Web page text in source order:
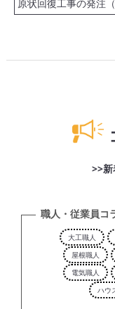
>>
職人・従業員コ
大工職人
屋根職人
電気職人
ハウ